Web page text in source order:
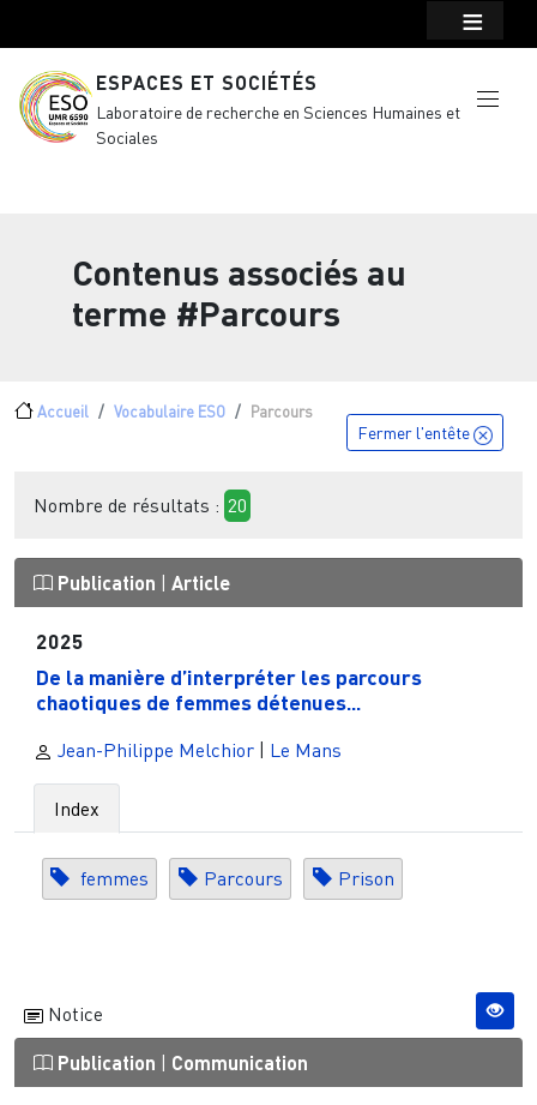
ESPACES ET SOCIÉTÉS
Laboratoire de recherche en Sciences Humaines et
Sociales
Contenus associés au
terme #Parcours
Fil d'Ariane
Accueil Vocabulaire ESO Parcours
Fermer l'entête
Nombre de résultats : 20
Publication Article
2025
De la manière d’interpréter les parcours
chaotiques de femmes détenues...
Jean-Philippe Melchior | Le Mans
Index
femmes Parcours Prison
Notice
Publication Communication